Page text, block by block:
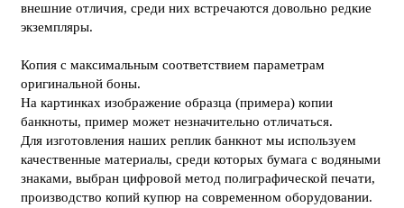
внешние отличия, среди них встречаются довольно редкие
экземпляры.
Копия с максимальным соответствием параметрам
оригинальной боны.
На картинках изображение образца (примера) копии
банкноты, пример может незначительно отличаться.
Для изготовления наших реплик банкнот мы используем
качественные материалы, среди которых бумага с водяными
знаками, выбран цифровой метод полиграфической печати,
производство копий купюр на современном оборудовании.